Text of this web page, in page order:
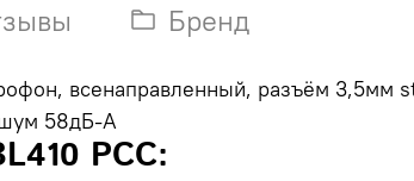
Бренд
всенаправленный, разъём 3,5мм
58дБ-А
PCC: